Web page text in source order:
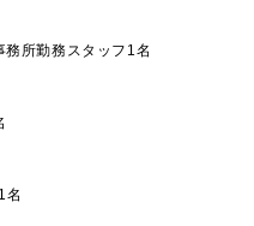
所勤務スタッフ1名
名